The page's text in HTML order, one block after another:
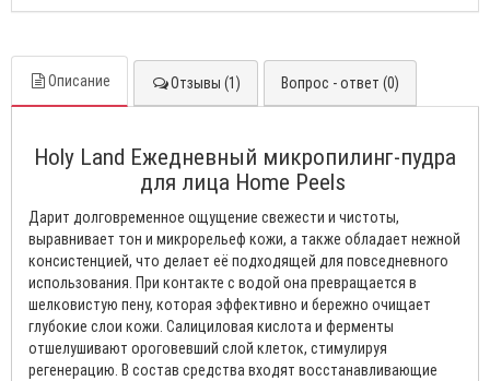
Описание Отзывы (1) Вопрос - ответ (0)
Holy Land Ежедневный микропилинг-пудра
для лица Home Peels
Дарит долговременное ощущение свежести и чистоты,
выравнивает тон и микрорельеф кожи, а также обладает нежной
консистенцией, что делает её подходящей для повседневного
использования. При контакте с водой она превращается в
шелковистую пену, которая эффективно и бережно очищает
глубокие слои кожи. Салициловая кислота и ферменты
отшелушивают ороговевший слой клеток, стимулируя
регенерацию. В состав средства входят восстанавливающие